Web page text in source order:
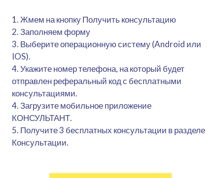
1. Жмем на кнопку Получить консультацию
2. Заполняем форму
3. Выберите операционную систему (Android или
IOS).
4. Укажите номер телефона, на который будет
отправлен реферальный код с бесплатными
консультациями.
4. Загрузите мобильное приложение
КОНСУЛЬТАНТ.
5. Получите 3 бесплатных консультации в разделе
Консультации.